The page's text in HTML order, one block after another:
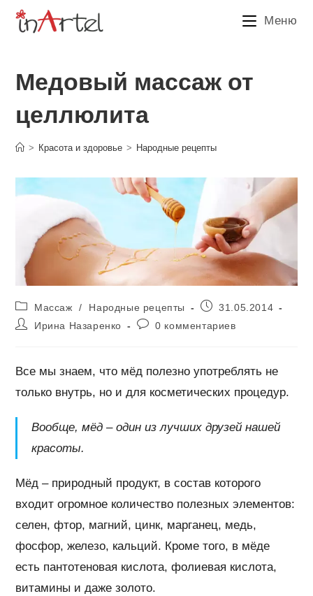
Перейти
Меню
Медовый массаж от
целлюлита
> Красота и здоровье > Народные рецепты
Рубрика
записи:
Массаж / Народные рецепты
Запись31.05.2014
АвторИрина Назаренко
Комментарии
0 комментариев
Все мы знаем, что мёд полезно употреблять не
только внутрь, но и для косметических процедур.
Вообще, мёд – один из лучших друзей нашей
красоты.
Мёд – природный продукт, в состав которого
входит огромное количество полезных элементов:
селен, фтор, магний, цинк, марганец, медь,
фосфор, железо, кальций. Кроме того, в мёде
есть пантотеновая кислота, фолиевая кислота,
витамины и даже золото.